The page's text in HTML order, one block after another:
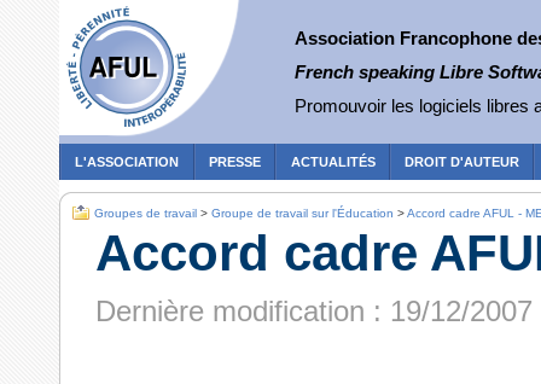
Association Francophone
French speaking Libre
Promouvoir les logiciels libres
L'ASSOCIATION PRESSE ACTUALITÉS DROIT D'AUTEUR
Groupes de travail > Groupe de travail sur l'Éducation >Accord cadre AFUL -
Accord cadre
Dernière modification : 19/12/2007